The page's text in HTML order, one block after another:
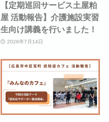
【定期巡回サービス土屋粕
屋 活動報告】介護施設実習
生向け講義を行いました！
2026年7月14日